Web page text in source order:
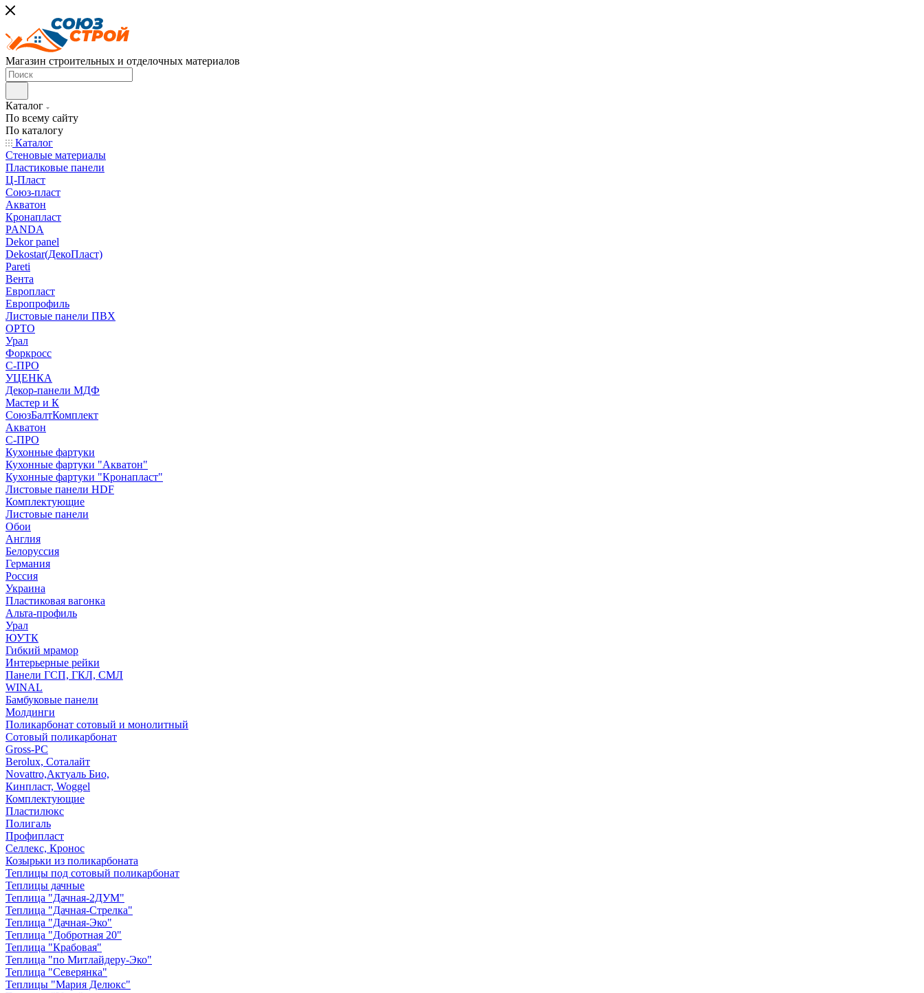
Магазин строительных и отделочных материалов
Каталог
По всему сайту
По каталогу
Каталог
Стеновые материалы
Пластиковые панели
Ц-Пласт
Союз-пласт
Акватон
Кронапласт
PANDA
Dekor panel
Dekostar(ДекоПласт)
Pareti
Вента
Европласт
Европрофиль
Листовые панели ПВХ
ОРТО
Урал
Форкросс
С-ПРО
УЦЕНКА
Декор-панели МДФ
Мастер и К
СоюзБалтКомплект
Акватон
С-ПРО
Кухонные фартуки
Кухонные фартуки "Акватон"
Кухонные фартуки "Кронапласт"
Листовые панели HDF
Комплектующие
Листовые панели
Обои
Англия
Белоруссия
Германия
Россия
Украина
Пластиковая вагонка
Альта-профиль
Урал
ЮУТК
Гибкий мрамор
Интерьерные рейки
Панели ГСП, ГКЛ, СМЛ
WINAL
Бамбуковые панели
Молдинги
Поликарбонат сотовый и монолитный
Сотовый поликарбонат
Gross-PC
Berolux, Соталайт
Novattro,Актуаль Био,
Кинпласт, Woggel
Комплектующие
Пластилюкс
Полигаль
Профипласт
Селлекс, Кронос
Козырьки из поликарбоната
Теплицы под сотовый поликарбонат
Теплицы дачные
Теплица "Дачная-2ДУМ"
Теплица "Дачная-Стрелка"
Теплица "Дачная-Эко"
Теплица "Добротная 20"
Теплица "Крабовая"
Теплица "по Митлайдеру-Эко"
Теплица "Северянка"
Теплицы "Мария Делюкс"